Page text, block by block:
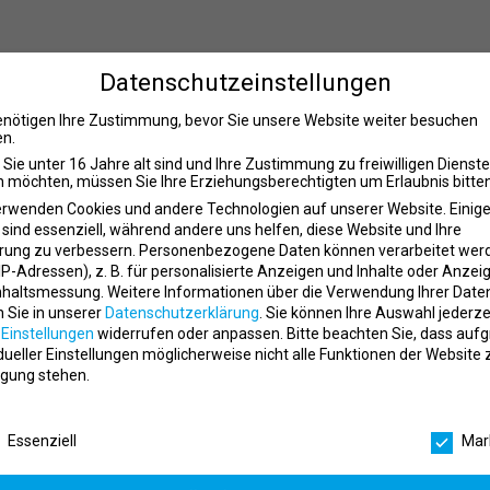
Deine Karriere mit Leidenschaft für Sport
Fitnesswelt
Dann nutze die Chance, beiclever fitDeine berufliche Zukunft auf
in einer Führungsposition – hier wird Leidenschaft mit
und bietet zahlreiche Einstiegsmöglichkeiten – ganz gleich,
Aufgaben
Datenschutzeinstellungen
Ihre Zustimmung, bevor Sie unsere Website weiter besuchen
Sie unter 16 Jahre alt sind und Ihre Zustimmung zu freiwilligen
möchten, müssen Sie Ihre Erziehungsberechtigten um Erlaubnis
Cookies und andere Technologien auf unserer Website.
essenziell, während andere uns helfen, diese Website und Ihre
zu verbessern. Personenbezogene Daten können verarbeitet
Adressen), z. B. für personalisierte Anzeigen und Inhalte oder
Weitere Informationen über die Verwendung Ihrer
Sie in unserer Datenschutzerklärung. Sie können Ihre Auswahl
Einstellungen widerrufen oder anpassen. Bitte beachten Sie, dass
Einstellungen möglicherweise nicht alle Funktionen der Website
stehen.
Essenziell